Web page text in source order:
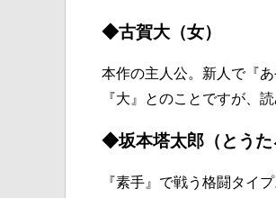
◆古賀大（女）
本作の主人公。新人で『
『大』とのことですが、
◆坂本塔太郎（とうた
『素手』で戦う格闘タイ